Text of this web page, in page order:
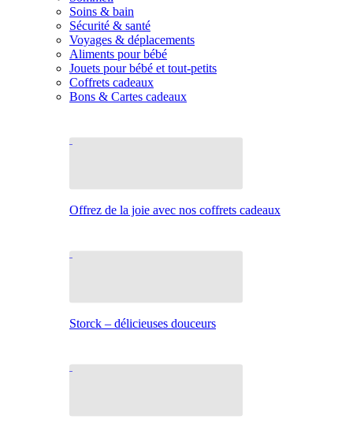
Soins & bain
Sécurité & santé
Voyages & déplacements
Aliments pour bébé
Jouets pour bébé et tout-petits
Coffrets cadeaux
Bons & Cartes cadeaux
Offrez de la joie avec nos coffrets cadeaux
Storck – délicieuses douceurs